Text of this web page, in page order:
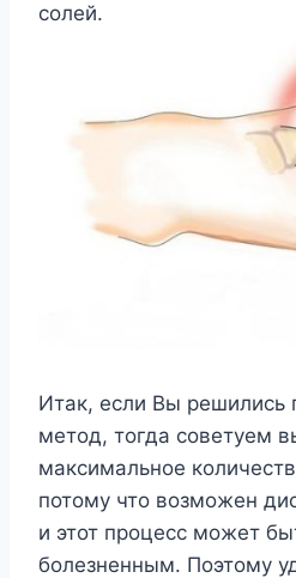
солей.
Итак, если Вы решились
метод, тогда советуем
максимальное
потому что возможен
и этот процесс может
болезненным. Поэтому